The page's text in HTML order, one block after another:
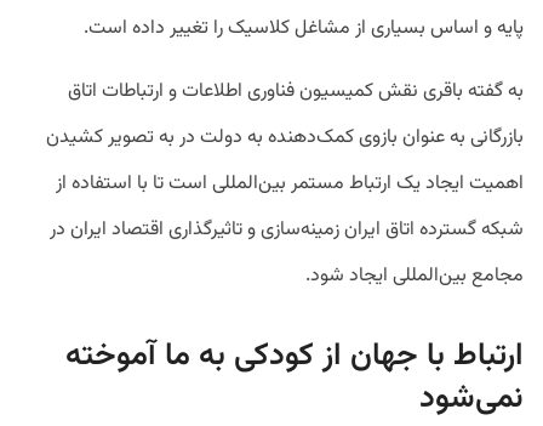
پایه و اساس بسیاری از مشاغل کلاسیک را تغییر داده است.
به گفته باقری نقش کمیسیون فناوری اطلاعات و ارتباطات اتاق
بازرگانی به عنوان بازوی کمک‌دهنده به دولت در به تصویر کشیدن
اهمیت ایجاد یک ارتباط مستمر بین‌المللی است تا با استفاده از
شبکه گسترده اتاق ایران زمینه‌سازی و تاثیرگذاری اقتصاد ایران در
مجامع بین‌المللی ایجاد شود.
ارتباط با جهان از کودکی به ما آموخته
نمی‌شود